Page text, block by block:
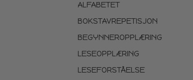
ALFABETET
BOKSTAVREPETISJON
BEGYNNEROPPLÆRING
LESEOPPLÆRING
LESEFORSTÅELSE